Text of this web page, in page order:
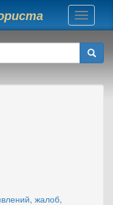
Toggle
жалоб,